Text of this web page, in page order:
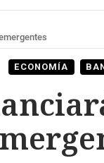
ECONOMÍA